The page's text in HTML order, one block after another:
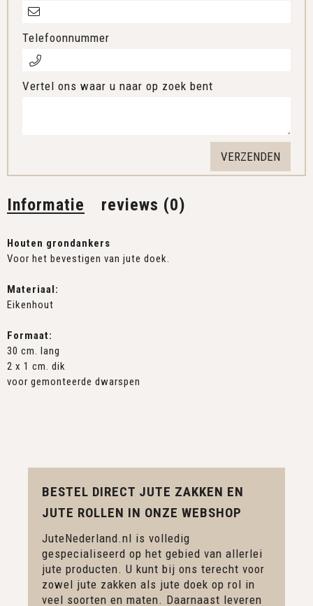
Informatie reviews (0)
Houten grondankers
Voor het bevestigen van jute doek.
Materiaal:
Eikenhout
Formaat:
30 cm. lang
2 x 1 cm. dik
voor gemonteerde dwarspen
Telefoonnummer
Vertel ons waar u naar op zoek bent
BESTEL DIRECT JUTE ZAKKEN EN
JUTE ROLLEN IN ONZE WEBSHOP
JuteNederland.nl is volledig
gespecialiseerd op het gebied van allerlei
jute producten. U kunt bij ons terecht voor
zowel jute zakken als jute doek op rol in
veel soorten en maten. Daarnaast leveren